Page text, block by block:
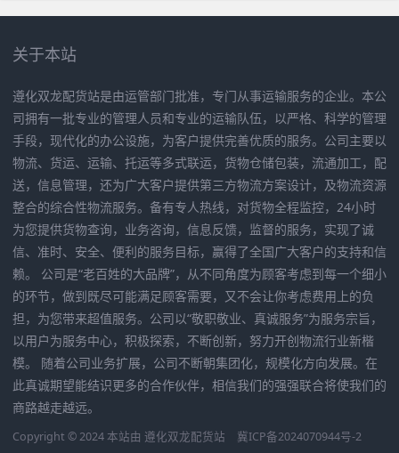
关于本站
遵化双龙配货站是由运管部门批准，专门从事运输服务的企业。本公
司拥有一批专业的管理人员和专业的运输队伍，以严格、科学的管理
手段，现代化的办公设施，为客户提供完善优质的服务。公司主要以
物流、货运、运输、托运等多式联运，货物仓储包装，流通加工，配
送，信息管理，还为广大客户提供第三方物流方案设计，及物流资源
整合的综合性物流服务。备有专人热线，对货物全程监控，24小时
为您提供货物查询，业务咨询，信息反馈，监督的服务，实现了诚
信、准时、安全、便利的服务目标，赢得了全国广大客户的支持和信
赖。 公司是“老百姓的大品牌”，从不同角度为顾客考虑到每一个细小
的环节，做到既尽可能满足顾客需要，又不会让你考虑费用上的负
担，为您带来超值服务。公司以“敬职敬业、真诚服务”为服务宗旨，
以用户为服务中心，积极探索，不断创新，努力开创物流行业新楷
模。 随着公司业务扩展，公司不断朝集团化，规模化方向发展。在
此真诚期望能结识更多的合作伙伴，相信我们的强强联合将使我们的
商路越走越远。
Copyright © 2024 本站由 遵化双龙配货站 冀ICP备2024070944号-2